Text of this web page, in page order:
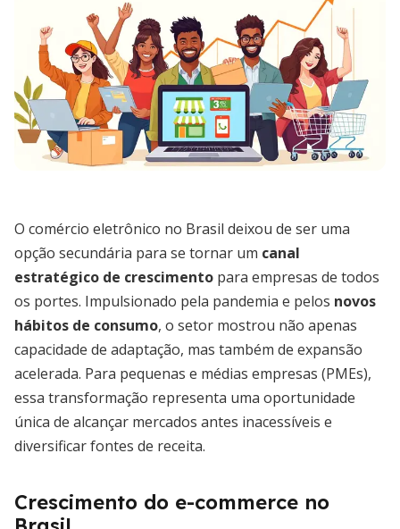
O comércio eletrônico no Brasil deixou de ser uma
opção secundária para se tornar um canal
estratégico de crescimento para empresas de todos
os portes. Impulsionado pela pandemia e pelos novos
hábitos de consumo, o setor mostrou não apenas
capacidade de adaptação, mas também de expansão
acelerada. Para pequenas e médias empresas (PMEs),
essa transformação representa uma oportunidade
única de alcançar mercados antes inacessíveis e
diversificar fontes de receita.
Crescimento do e-commerce no